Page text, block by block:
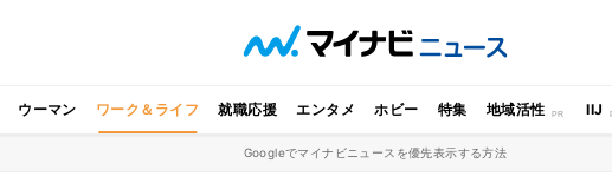
ウーマン ワーク＆ライフ 就職応援 エンタメ ホビー 特集 地域活性 IIJ
Googleでマイナビニュースを優先表示する方法